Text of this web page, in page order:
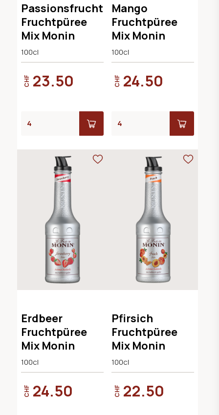
Passionsfrucht
Fruchtpüree
Mix Monin
100cl
CHF 23.50
Mango
Fruchtpüree
Mix Monin
100cl
CHF 24.50
Erdbeer
Fruchtpüree
Mix Monin
100cl
CHF 24.50
Pfirsich
Fruchtpüree
Mix Monin
100cl
CHF 22.50